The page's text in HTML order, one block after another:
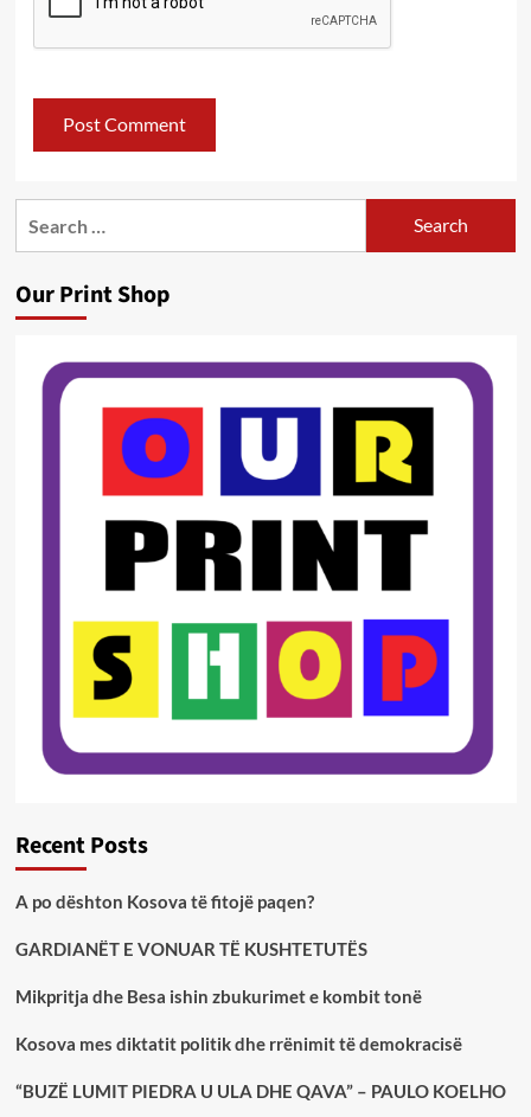
Our Print Shop
Recent Posts
A po dështon Kosova të fitojë paqen?
GARDIANËT E VONUAR TË KUSHTETUTËS
Mikpritja dhe Besa ishin zbukurimet e kombit tonë
Kosova mes diktatit politik dhe rrënimit të demokracisë
“BUZË LUMIT PIEDRA U ULA DHE QAVA” – PAULO KOELHO